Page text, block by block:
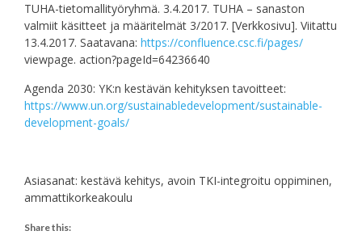
TUHA-tietomallityöryhmä. 3.4.2017. TUHA – sanaston
valmiit käsitteet ja määritelmät 3/2017. [Verkkosivu]. Viitattu
13.4.2017. Saatavana: https://confluence.csc.fi/pages/
viewpage. action?pageId=64236640
Agenda 2030: YK:n kestävän kehityksen tavoitteet:
https://www.un.org/sustainabledevelopment/sustainable-
development-goals/
Asiasanat: kestävä kehitys, avoin TKI-integroitu oppiminen,
ammattikorkeakoulu
Share this: